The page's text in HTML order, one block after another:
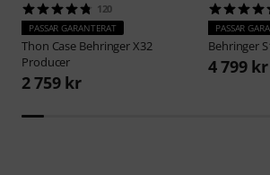
120
PASSAR GARANTERAT
Thon Case Behringer X32
Producer
2 759 kr
PASSAR
Behringer
4 799 kr